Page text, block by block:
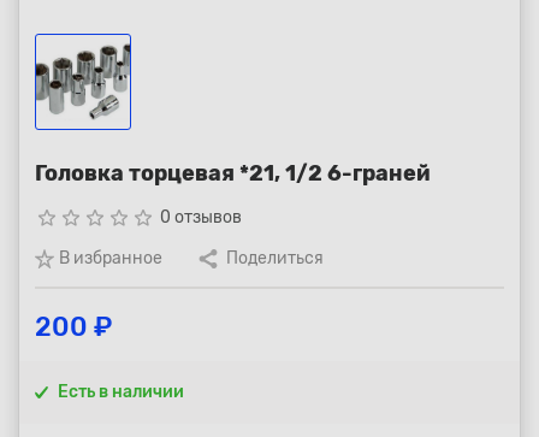
Республика Коми - Сыктывкар
+7 (800) 250-15-01
Головка торцевая *21, 1/2 6-граней
star_border star_border star_border star_border star_border 0 отзывов
В избранное
Поделиться
200 ₽
Есть в наличии